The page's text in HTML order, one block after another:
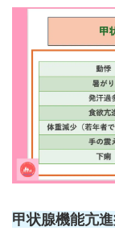
甲状腺機能亢